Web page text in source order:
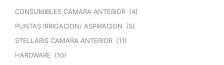
CONSUMIBLES CAMARA ANTERIOR (4)
PUNTAS IRRIGACION/ ASPIRACION (5)
STELLARIS CAMARA ANTERIOR (11)
HARDWARE (10)